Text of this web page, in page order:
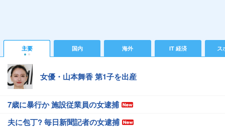
主要 国内 海外 IT 経済 ス
女優・山本舞香 第1子を出産
7歳に暴行か 施設従業員の女逮捕
夫に包丁? 毎日新聞記者の女逮捕